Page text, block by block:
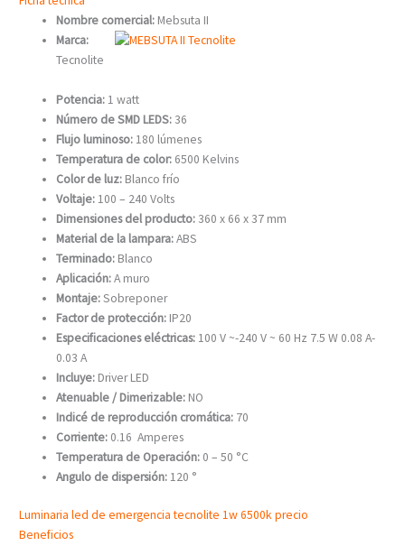
Nombre comercial: Mebsuta II
Marca:
Tecnolite
Potencia: 1 watt
Número de SMD LEDS:36
Flujo luminoso: 180 lúmenes
Temperatura de color: 6500 Kelvins
Color de luz: Blanco frío
Voltaje: 100 – 240 Volts
Dimensiones del producto:360 x 66 x 37 mm
Material de la lampara:ABS
Terminado: Blanco
Aplicación:A muro
Montaje:Sobreponer
Factor de protección: IP20
Especificaciones eléctricas: 100 V ~-240 V ~ 60 Hz 7.5 W 0.08 A-
0.03 A
Incluye: Driver LED
Atenuable / Dimerizable: NO
Indicé de reproducción cromática: 70
Corriente: 0.16 Amperes
Temperatura de Operación: 0 – 50 °C
Angulo de dispersión: 120 °
Luminaria led de emergencia tecnolite 1w 6500k precio
Beneficios